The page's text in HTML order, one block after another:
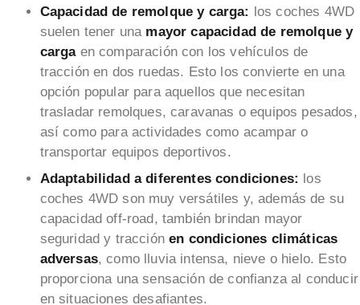
Capacidad de remolque y carga:
los coches 4WD
suelen tener una mayor capacidad de remolque y
carga en comparación con los vehículos de
tracción en dos ruedas. Esto los convierte en una
opción popular para aquellos que necesitan
trasladar remolques, caravanas o equipos pesados,
así como para actividades como acampar o
transportar equipos deportivos.
Adaptabilidad a diferentes condiciones: los
coches 4WD son muy versátiles y, además de su
capacidad off-road, también brindan mayor
seguridad y tracciónen condiciones climáticas
adversas, como lluvia intensa, nieve o hielo. Esto
proporciona una sensación de confianza al conducir
en situaciones desafiantes.